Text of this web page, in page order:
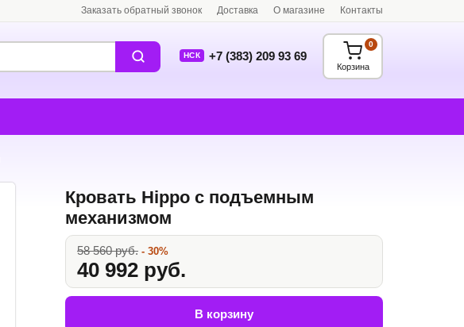
Заказать обратный звонок Доставка О магазине Контакты
НСК +7 (383) 209 93 69
Корзина
0
Кровать Hippo с подъемным
механизмом
58 560 руб. - 30%
40 992 руб.
В корзину